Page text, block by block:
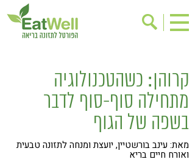
בישול בריא
אינדקס עסקים
ריפוי ומניעת מחלות
בריאות האישה
תוספי תזונה
אירועים
קרוהן: כשהטכנולוגיה
מתחילה סוף-סוף לדבר
בשפה של הגוף
מאת: עינב בורשטיין, יועצת ומנחה לתזונה טבעית
ואורח חיים בריא